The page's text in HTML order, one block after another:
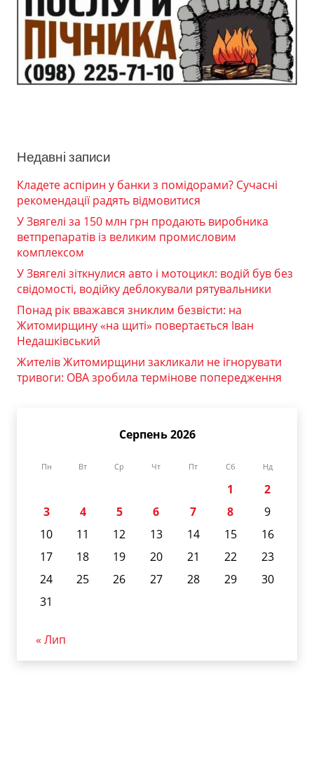
Недавні записи
Кладете аспірин у банки з помідорами? Сучасні
рекомендації радять відмовитися
У Звягелі за 150 млн грн продають виробника
ветпрепаратів із великим промисловим
комплексом
У Звягелі зіткнулися авто і мотоцикл: водій був без
свідомості, водійку деблокували рятувальники
Понад рік вважався зниклим безвісти: на
Житомирщину «на щиті» повертається Іван
Недашківський
Жителів Житомирщини закликали не ігнорувати
тривоги: ОВА зробила термінове попередження
Серпень 2026
Пн Вт Ср Чт Пт Сб Нд
1
2
3
4 5 6 7 8
9
10
11 12 13 14 15
16
17
18 19 20 21 22
23
24
25 26 27 28 29
30
31
« Лип